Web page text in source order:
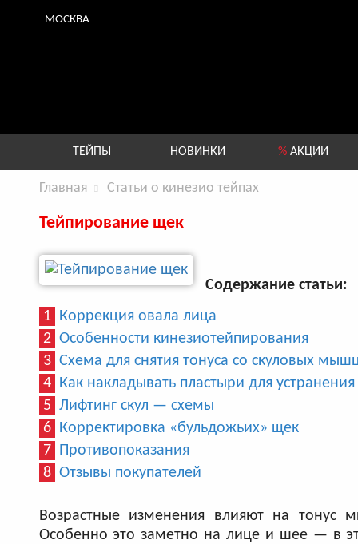
МОСКВА
ТЕЙПЫ НОВИНКИ % АКЦИИ
Главная Статьи о кинезио тейпах
Тейпирование щек
Содержание статьи:
1
Коррекция овала лица
2 Особенности кинезиотейпирования
3 Схема для снятия тонуса со скуловых
4
Как накладывать пластыри для
5 Лифтинг скул — схемы
6
Корректировка «бульдожьих»‎ щек
7
Противопоказания
8 Отзывы покупателей
Возрастные изменения влияют на тонус
Особенно это заметно на лице и шее — в